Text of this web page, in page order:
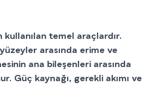
temel araçlardır.
arasında erime ve
ana bileşenleri arasında
Güç kaynağı, gerekli akımı ve